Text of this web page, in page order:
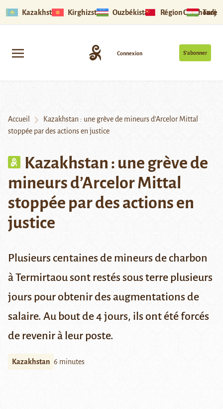
Kazakhstan Kirghizstan Ouzbékistan Région Ouïghoure
S’abonner
Connexion
Accueil
Kazakhstan : une grève de mineurs d’Arcelor Mittal
stoppée par des actions en justice
Kazakhstan : une grève de
mineurs d’Arcelor Mittal
stoppée par des actions en
justice
Plusieurs centaines de mineurs de charbon
à Termirtaou sont restés sous terre plusieurs
jours pour obtenir des augmentations de
salaire. Au bout de 4 jours, ils ont été forcés
de revenir à leur poste.
Kazakhstan 6 minutes